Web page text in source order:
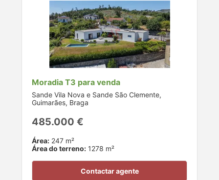
Moradia T3 para venda
Sande Vila Nova e Sande São Clemente,
Guimarães, Braga
485.000 €
Área: 247 m²
Área do terreno: 1278 m²
Contactar agente